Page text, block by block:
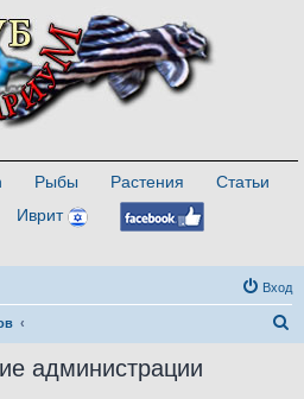
Рыбы Растения
Статьи
Иврит
Вход
администрации